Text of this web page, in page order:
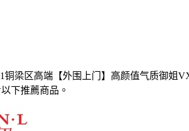
铜梁区高端【外围上门】高颜值气质御姐
下推薦商品 。